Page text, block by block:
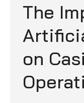
The
on